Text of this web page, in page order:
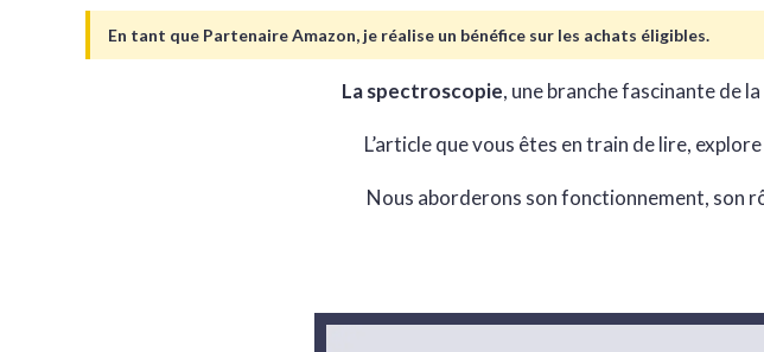
En tant que Partenaire Amazon, je réalise un bénéfice sur les achats éligibles.
La spectroscopie, une branche fascinante de
L’article que vous êtes en train de lire,
Nous aborderons son fonctionnement, son